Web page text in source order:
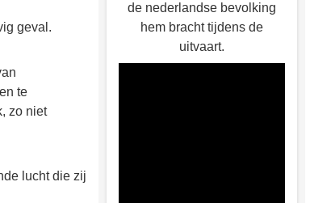
geval.
te
zo niet
lucht die zij
de nederlandse bevolking
hem bracht tijdens de
uitvaart.